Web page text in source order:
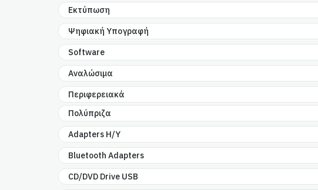
Εκτύπωση
Ψηφιακή Υπογραφή
Software
Αναλώσιμα
Περιφερειακά
Πολύπριζα
Adapters H/Y
Bluetooth Adapters
CD/DVD Drive USB